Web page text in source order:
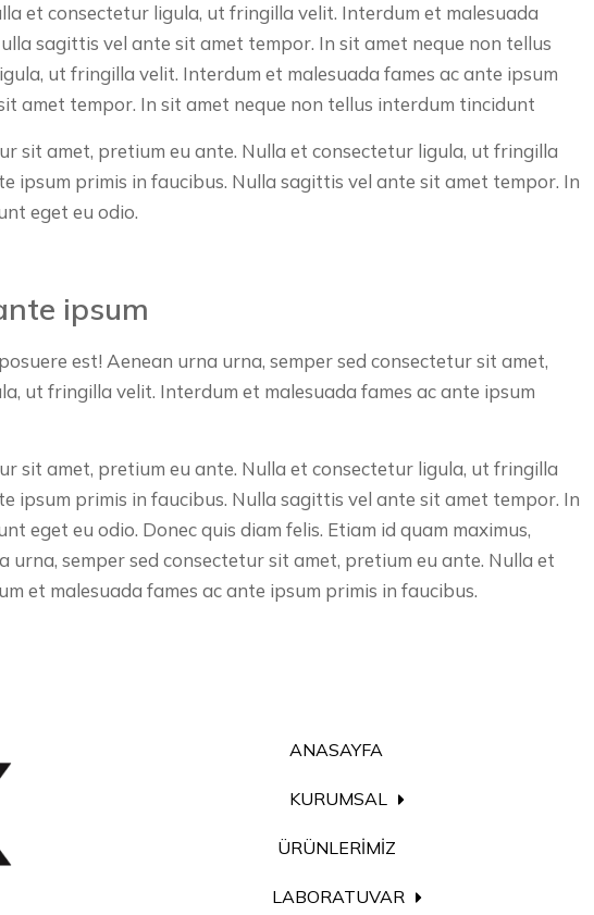
et consectetur ligula, ut fringilla velit. Interdum et malesuada
sagittis vel ante sit amet tempor. In sit amet neque non tellus
ut fringilla velit. Interdum et malesuada fames ac ante ipsum
amet tempor. In sit amet neque non tellus interdum tincidunt
sit amet, pretium eu ante. Nulla et consectetur ligula, ut fringilla
ipsum primis in faucibus. Nulla sagittis vel ante sit amet tempor. In
eget eu odio.
ipsum
est! Aenean urna urna, semper sed consectetur sit amet,
ut fringilla velit. Interdum et malesuada fames ac ante ipsum
sit amet, pretium eu ante. Nulla et consectetur ligula, ut fringilla
ipsum primis in faucibus. Nulla sagittis vel ante sit amet tempor. In
eget eu odio. Donec quis diam felis. Etiam id quam maximus,
semper sed consectetur sit amet, pretium eu ante. Nulla et
et malesuada fames ac ante ipsum primis in faucibus.
ANASAYFA
KURUMSAL
ÜRÜNLERİMİZ
LABORATUVAR